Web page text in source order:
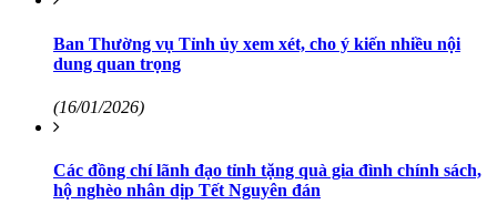
Ban Thường vụ Tỉnh ủy xem xét, cho ý kiến nhiều nội
dung quan trọng
(16/01/2026)
Các đồng chí lãnh đạo tỉnh tặng quà gia đình chính sách,
hộ nghèo nhân dịp Tết Nguyên đán